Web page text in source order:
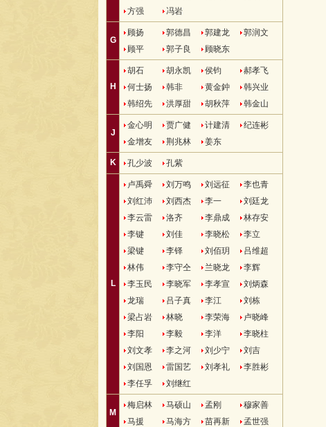
方强
冯岩
G
顾扬 郭德昌 郭建龙
郭润文
顾平
郭子良 顾晓东
H
胡石 胡永凯 侯钧
郝孝飞
何士扬
韩非 黄金鈡
韩兴业
韩绍先
洪厚甜 胡秋萍 韩金山
J
金心明 贾广健 计建清
纪连彬
金增友
荆兆林 姜东
K 孔少波 孔紫
L
卢禹舜 刘万鸣 刘远征
李也青
刘红沛
刘西杰 李一
刘廷龙
李云雷
洛齐 李鼎成
林存安
李键
刘佳 李晓松
李立
梁键
李铎 刘佰玥
吕维超
林伟
李守仝 兰晓龙
李辉
李玉民
李晓军 李孝宣
刘炳森
龙瑞
吕子真 李江
刘栋
梁占岩
林晓 李荣海
卢晓峰
李阳
李毅 李洋
李晓柱
刘文孝
李之河 刘少宁
刘吉
刘国恩
雷国艺 刘孝礼
李胜彬
李任孚
刘继红
M
梅启林 马硕山 孟刚
穆家善
马援
马海方 苗再新 孟世强